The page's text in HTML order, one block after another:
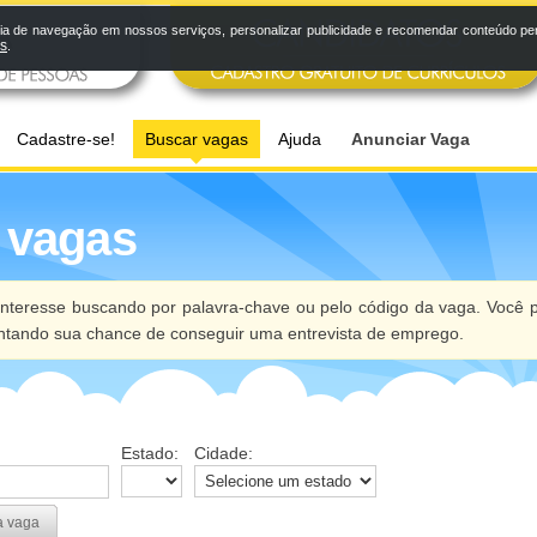
Cadastre-se! Buscar vagas Ajuda Anunciar Vaga
buscando por palavra-chave ou pelo código da vaga. Você
sua chance de conseguir uma entrevista de emprego.
Estado: Cidade:
vaga
navegação em nossos serviços, personalizar publicidade e recomendar conteúdo